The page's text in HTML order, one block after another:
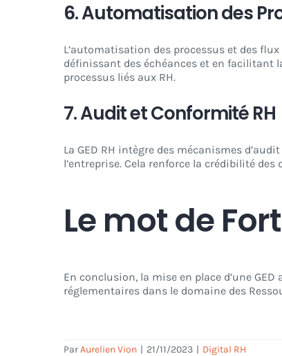
6. Automatisation des
L’automatisation des processus et des
définissant des échéances et en facilitant
processus liés aux RH.
7. Audit et Conformité RH
La GED RH intègre des mécanismes
l’entreprise. Cela renforce la crédibilité
Le mot de
En conclusion, la mise en place d’une
réglementaires dans le domaine des
ParAurelien Vion | 21/11/2023 | Digital RH